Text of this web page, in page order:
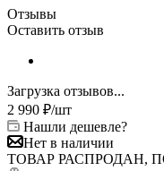
Отзывы
Оставить отзыв
Загрузка отзывов...
2 990 ₽/шт
Нашли дешевле?
Нет в наличии
ТОВАР РАСПРОДАН,